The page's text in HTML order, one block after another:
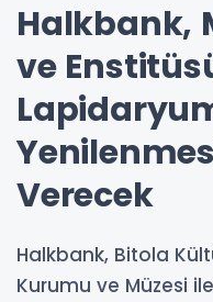
Halkbank,
ve
Verecek
Halkbank, Bitola
Kurumu ve Müzesi